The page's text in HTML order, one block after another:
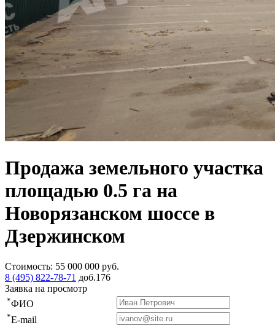
Продажа земельного участка
площадью 0.5 га на
Новорязанском шоссе в
Дзержинском
Стоимость: 55 000 000 руб.
8 (495) 822-78-71 доб.176
Заявка на просмотр
*ФИО
*E-mail